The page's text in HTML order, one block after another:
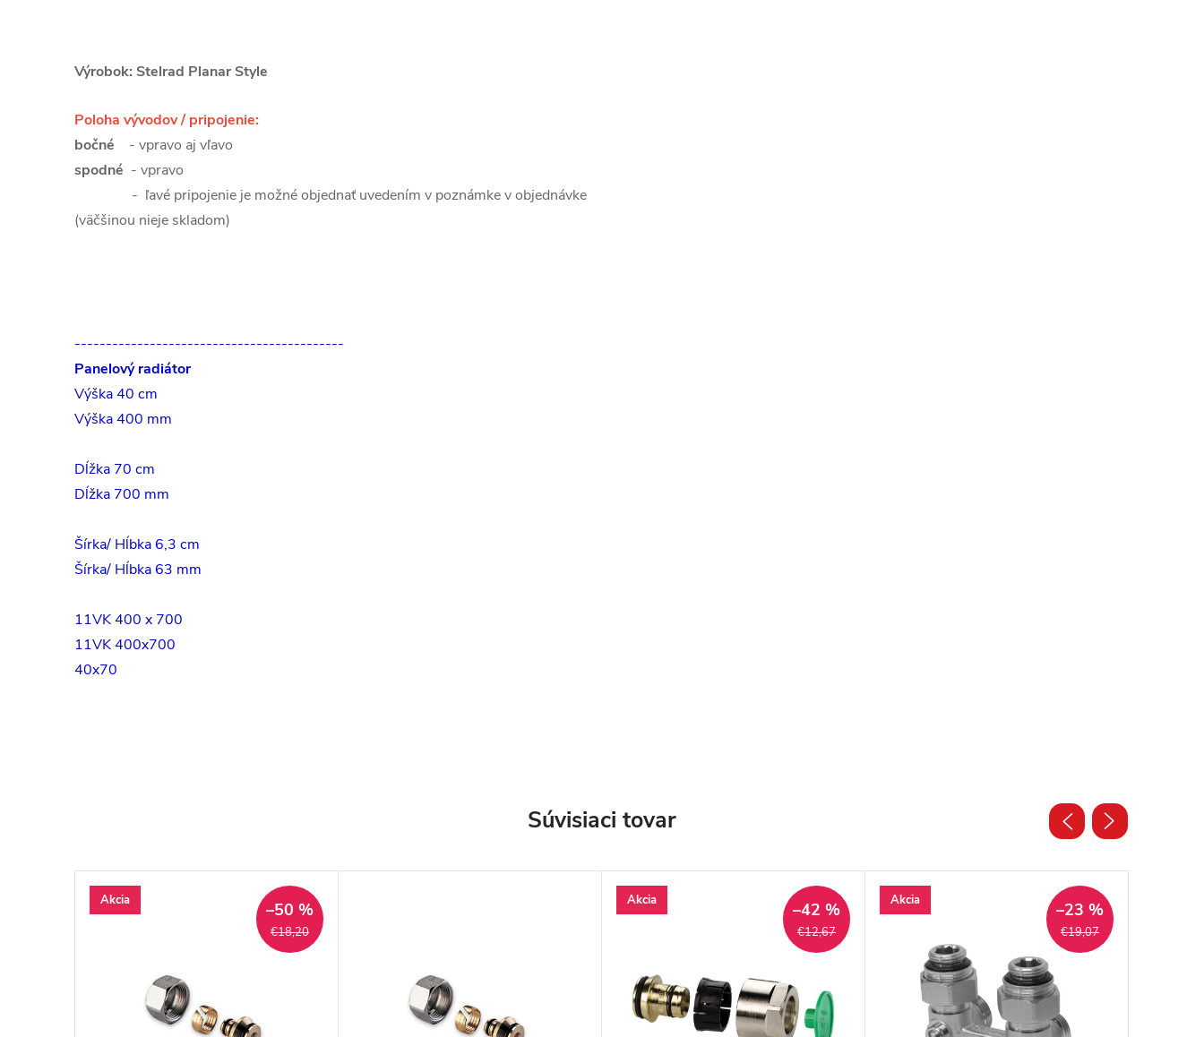
Výrobok: Stelrad Planar Style
Poloha vývodov / pripojenie:
bočné - vpravo aj vľavo
spodné - vpravo
- ľavé pripojenie je možné objednať uvedením v poznámke v objednávke
(väčšinou nieje skladom)
-------------------------------------------
Panelový radiátor
Výška 40 cm
Výška 400 mm
Dĺžka 70 cm
Dĺžka 700 mm
Šírka/ Hĺbka 6,3 cm
Šírka/ Hĺbka 63 mm
11VK 400 x 700
11VK 400x700
40x70
Súvisiaci tovar
Akcia
€18,20
–50 % Akcia
€12,67
–42 % Akcia
€19,07
–23 %